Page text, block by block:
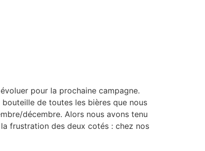
pour la prochaine campagne.
de toutes les bières que nous
décembre. Alors nous avons tenu
frustration des deux cotés : chez nos